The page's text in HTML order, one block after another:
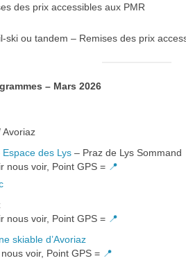
des prix accessibles aux PMR
ski ou tandem – Remises des prix
– Mars 2026
Avoriaz
Espace des Lys – Praz de Lys Sommand
nous voir, Point GPS = 📍
nous voir, Point GPS = 📍
skiable d’Avoriaz
voir, Point GPS = 📍